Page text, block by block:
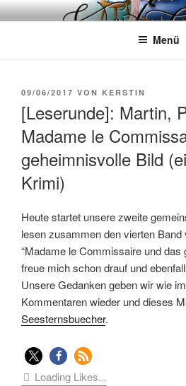
Zum
InhaltWÖRTERKATZE
Von Büchern erzählen
Menü
VERÖFFENTLICHT
09/06/2017 VON KERSTIN
[Leserunde]: Martin,
Madame le
geheimnisvolle Bild
Krimi)
Heute startet unsere zweite
lesen zusammen den vierten
“Madame le Commissaire und das
freue mich schon drauf und
Unsere Gedanken geben wir wie
Kommentaren wieder und dieses
Seesternsbuecher.
Loading Likes...